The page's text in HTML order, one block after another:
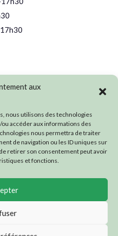
aux
nous utilisons des technologies
accéder aux informations des
nous permettra de traiter
de navigation ou les ID uniques sur
retirer son consentement peut avoir
et fonctions.